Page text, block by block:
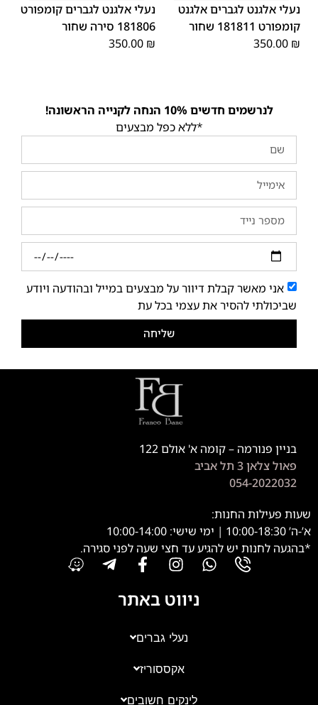
נעלי אלגנט לגברים אלגנט
קומפורט 181811 שחור
350.00 ₪
נעלי אלגנט לגברים קומפורט
181806 סירה שחור
350.00 ₪
לנרשמים חדשים 10% הנחה לקנייה הראשונה!
*ללא כפל מבצעים
אני מאשר קבלת דיוור על מבצעים במייל ובהודעה ויודע
שביכולתי להסיר את עצמי בכל עת
שליחה
בניין פנורמה – קומה א' אולם 122
פאול צלאן 3 תל אביב
054-2022032
שעות פעילות החנות:
א’-ה’ 10:00-18:30 | ימי שישי: 10:00-14:00
*בהגעה לחנות יש להגיע עד חצי שעה לפני סגירה.
ניווט באתר
נעלי גברים
אקססוריז
לינקים חשובים